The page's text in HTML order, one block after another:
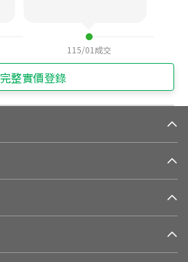
115/01 成交
完整實價登錄